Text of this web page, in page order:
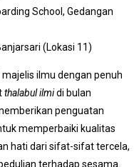
School, Gedangan
(Lokasi 11)
ilmu dengan penuh
thalabul ilmidi bulan
penguatan
memperbaiki kualitas
hati dari sifat-sifat tercela,
terhadap sesama.